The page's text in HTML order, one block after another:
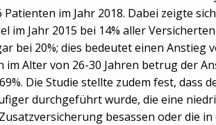
Patienten im Jahr 2018. Dabei zeigte
im Jahr 2015 bei 14% aller
bei 20%; dies bedeutet einen Anstieg
im Alter von 26-30 Jahren betrug der
Die Studie stellte zudem fest, dass
durchgeführt wurde, die eine
besassen oder die in